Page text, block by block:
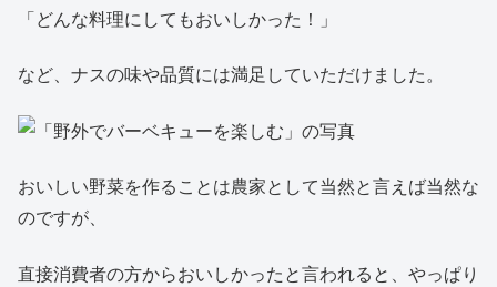
「どんな料理にしてもおいしかった！」
など、ナスの味や品質には満足していただけました。
おいしい野菜を作ることは農家として当然と言えば当然な
のですが、
直接消費者の方からおいしかったと言われると、やっぱり